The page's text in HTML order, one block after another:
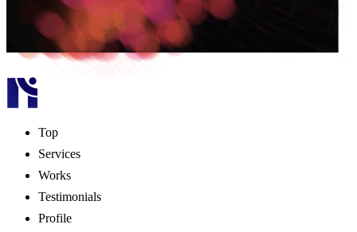
Top
Services
Works
Testimonials
Profile